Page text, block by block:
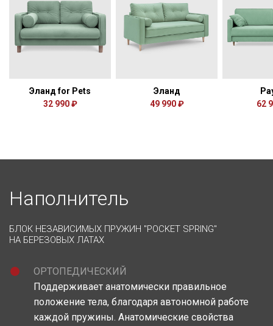
Эланд for Pets
32 990 ₽
Эланд
49 990 ₽
62
Наполнитель
БЛОК НЕЗАВИСИМЫХ ПРУЖИН "POCKET SPRING"
НА БЕРЕЗОВЫХ ЛАТАХ
ОРТОПЕДИЧЕСКИЙ
Поддерживает анатомически правильное
положение тела, благодаря автономной работе
каждой пружины. Анатомические свойства